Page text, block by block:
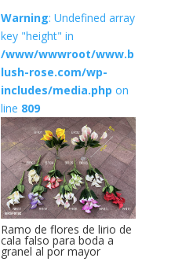
Warning: Undefined array
key "height" in
/www/wwwroot/www.b
lush-rose.com/wp-
includes/media.php on
line 809
Ramo de flores de lirio de
cala falso para boda a
granel al por mayor